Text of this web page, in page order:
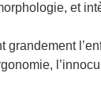
et